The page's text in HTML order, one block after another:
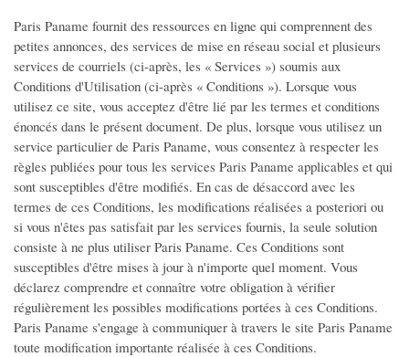
Colocations immobilières
EMPLOIS
Offres de stage
Offres de Formation
Demande Emploi
Demande de stage
Travail Indépendant
MODE
Vêtements Femme
Vêtements Homme
Paris Paname fournit des ressources en ligne qui comprennent des
petites annonces, des services de mise en réseau social et plusieurs
services de courriels (ci-après, les « Services ») soumis aux
Conditions d'Utilisation (ci-après « Conditions »). Lorsque vous
utilisez ce site, vous acceptez d'être lié par les termes et conditions
énoncés dans le présent document. De plus, lorsque vous utilisez un
service particulier de Paris Paname, vous consentez à respecter les
règles publiées pour tous les services Paris Paname applicables et qui
sont susceptibles d'être modifiés. En cas de désaccord avec les
termes de ces Conditions, les modifications réalisées a posteriori ou
si vous n'êtes pas satisfait par les services fournis, la seule solution
consiste à ne plus utiliser Paris Paname. Ces Conditions sont
susceptibles d'être mises à jour à n'importe quel moment. Vous
déclarez comprendre et connaître votre obligation à vérifier
régulièrement les possibles modifications portées à ces Conditions.
Paris Paname s'engage à communiquer à travers le site Paris Paname
toute modification importante réalisée à ces Conditions.